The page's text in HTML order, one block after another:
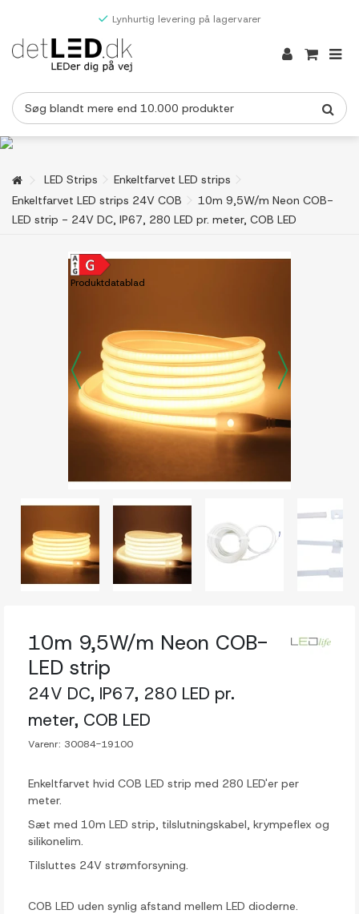
Lynhurtig levering på lagervarer
LED Strips
Enkeltfarvet LED strips
Enkeltfarvet LED strips 24V COB
10m 9,5W/m Neon COB-
LED strip - 24V DC, IP67, 280 LED pr. meter, COB LED
Produktdatablad
10m 9,5W/m Neon COB-
LED strip
24V DC, IP67, 280 LED pr.
meter, COB LED
Varenr: 30084-19100
Enkeltfarvet hvid COB LED strip med 280 LED'er per
meter.
Sæt med 10m LED strip, tilslutningskabel, krympeflex og
silikonelim.
Tilsluttes 24V strømforsyning.
COB LED uden synlig afstand mellem LED dioderne.